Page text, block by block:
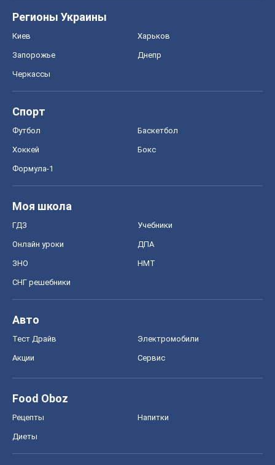
Регионы Украины
Киев Харьков
Запорожье Днепр
Черкассы
Спорт
Футбол Баскетбол
Хоккей Бокс
Формула-1
Моя школа
ГДЗ Учебники
Онлайн уроки ДПА
ЗНО НМТ
СНГ решебники
Авто
Тест Драйв Электромобили
Акции Сервис
Food Oboz
Рецепты Напитки
Диеты